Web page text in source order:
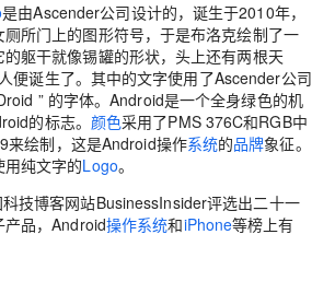
是由Ascender公司设计的，诞生于2010年，
所门上的图形符号，于是布洛克绘制了一
躯干就像锡罐的形状，头上还有两根天
便诞生了。其中的文字使用了Ascender公司
” 的字体。Android是一个全身绿色的机
的标志。 颜色采用了PMS 376C和RGB中
来绘制，这是Android操作系统的品牌象征。
纯文字的Logo。
技博客网站BusinessInsider评选出二十一
品，Android操作系统和iPhone等榜上有